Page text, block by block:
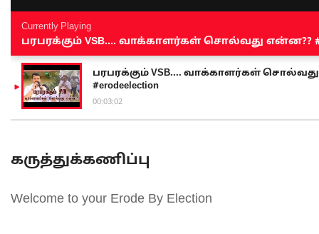
Currently Playing
பரபரக்கும் VSB.... வாக்காளர்கள் சொல்வது என்ன??
பரபரக்கும் VSB.... வாக்காளர்கள் சொல்வது
#erodeelection
00:03:02
கருத்துக்கணிப்பு
Welcome to your Erode By Election